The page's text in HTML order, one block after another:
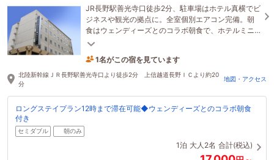
JR長野駅善光寺口徒歩2分、駐車場はホテル真横でビ
ジネスや観光の拠点に。全室個別エアコン完備。朝
食はウェンディーズとのコラボ朝食で、ホテルミニ
バイキングもお楽しみいただけます。
1名がこの宿を見ています
2時間前に予約されました
北陸新幹線ＪＲ長野駅善光寺口より徒歩2分 上信越道長野ＩＣより約20
分
地図・アクセス
ロングステイプラン12時まで滞在可能◆ウェンディーズとのコラボ朝食
付き
セミダブル 朝のみ
1泊 大人2名 合計(税込)